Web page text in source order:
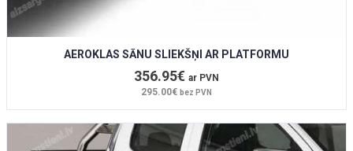
AEROKLAS SĀNU SLIEKŠŅI AR PLATFORMU
356.95€ ar PVN
295.00€ bez PVN